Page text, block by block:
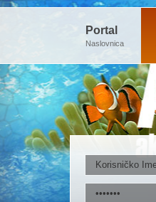
Portal
Naslovnica